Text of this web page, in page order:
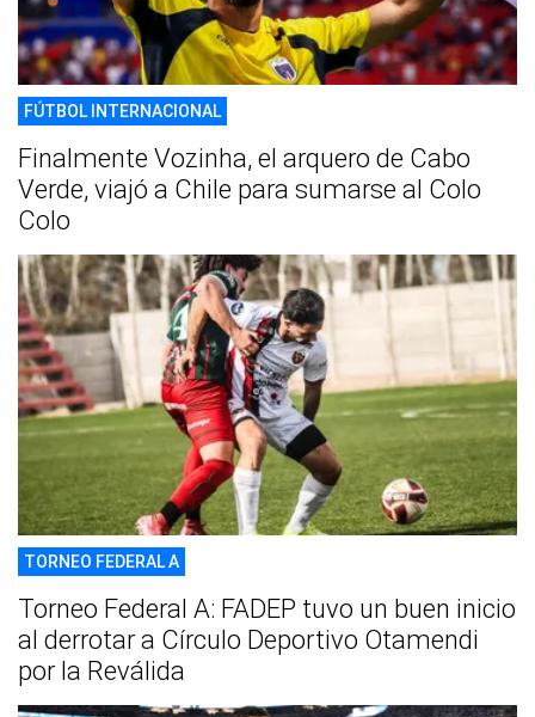
FÚTBOL INTERNACIONAL
Finalmente Vozinha, el arquero de Cabo
Verde, viajó a Chile para sumarse al Colo
Colo
TORNEO FEDERAL A
Torneo Federal A: FADEP tuvo un buen inicio
al derrotar a Círculo Deportivo Otamendi
por la Reválida